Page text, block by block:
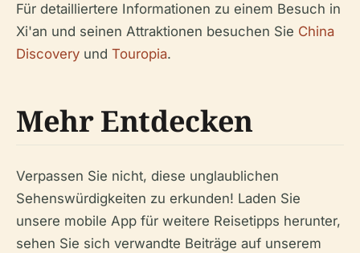
Für detailliertere Informationen zu einem Besuch in
Xi'an und seinen Attraktionen besuchen Sie China
Discovery und Touropia.
Mehr Entdecken
Verpassen Sie nicht, diese unglaublichen
Sehenswürdigkeiten zu erkunden! Laden Sie
unsere mobile App für weitere Reisetipps herunter,
sehen Sie sich verwandte Beiträge auf unserem